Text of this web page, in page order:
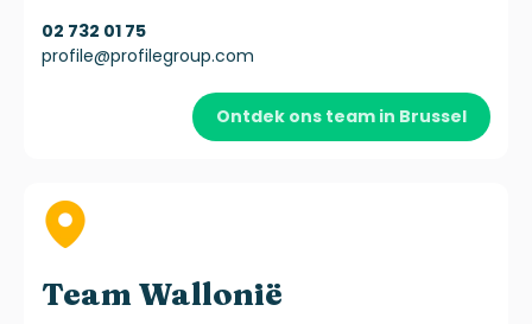
02 732 01 75
profile@profilegroup.com
Ontdek ons team in Brussel
Team Wallonië